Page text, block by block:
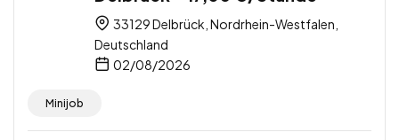
33129 Delbrück, Nordrhein-Westfalen,
Deutschland
02/08/2026
Minijob